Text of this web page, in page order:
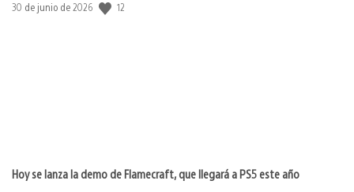
Fecha
30 de junio de 2026 12
Hoy se lanza la demo de Flamecraft, que llegará a PS5 este año